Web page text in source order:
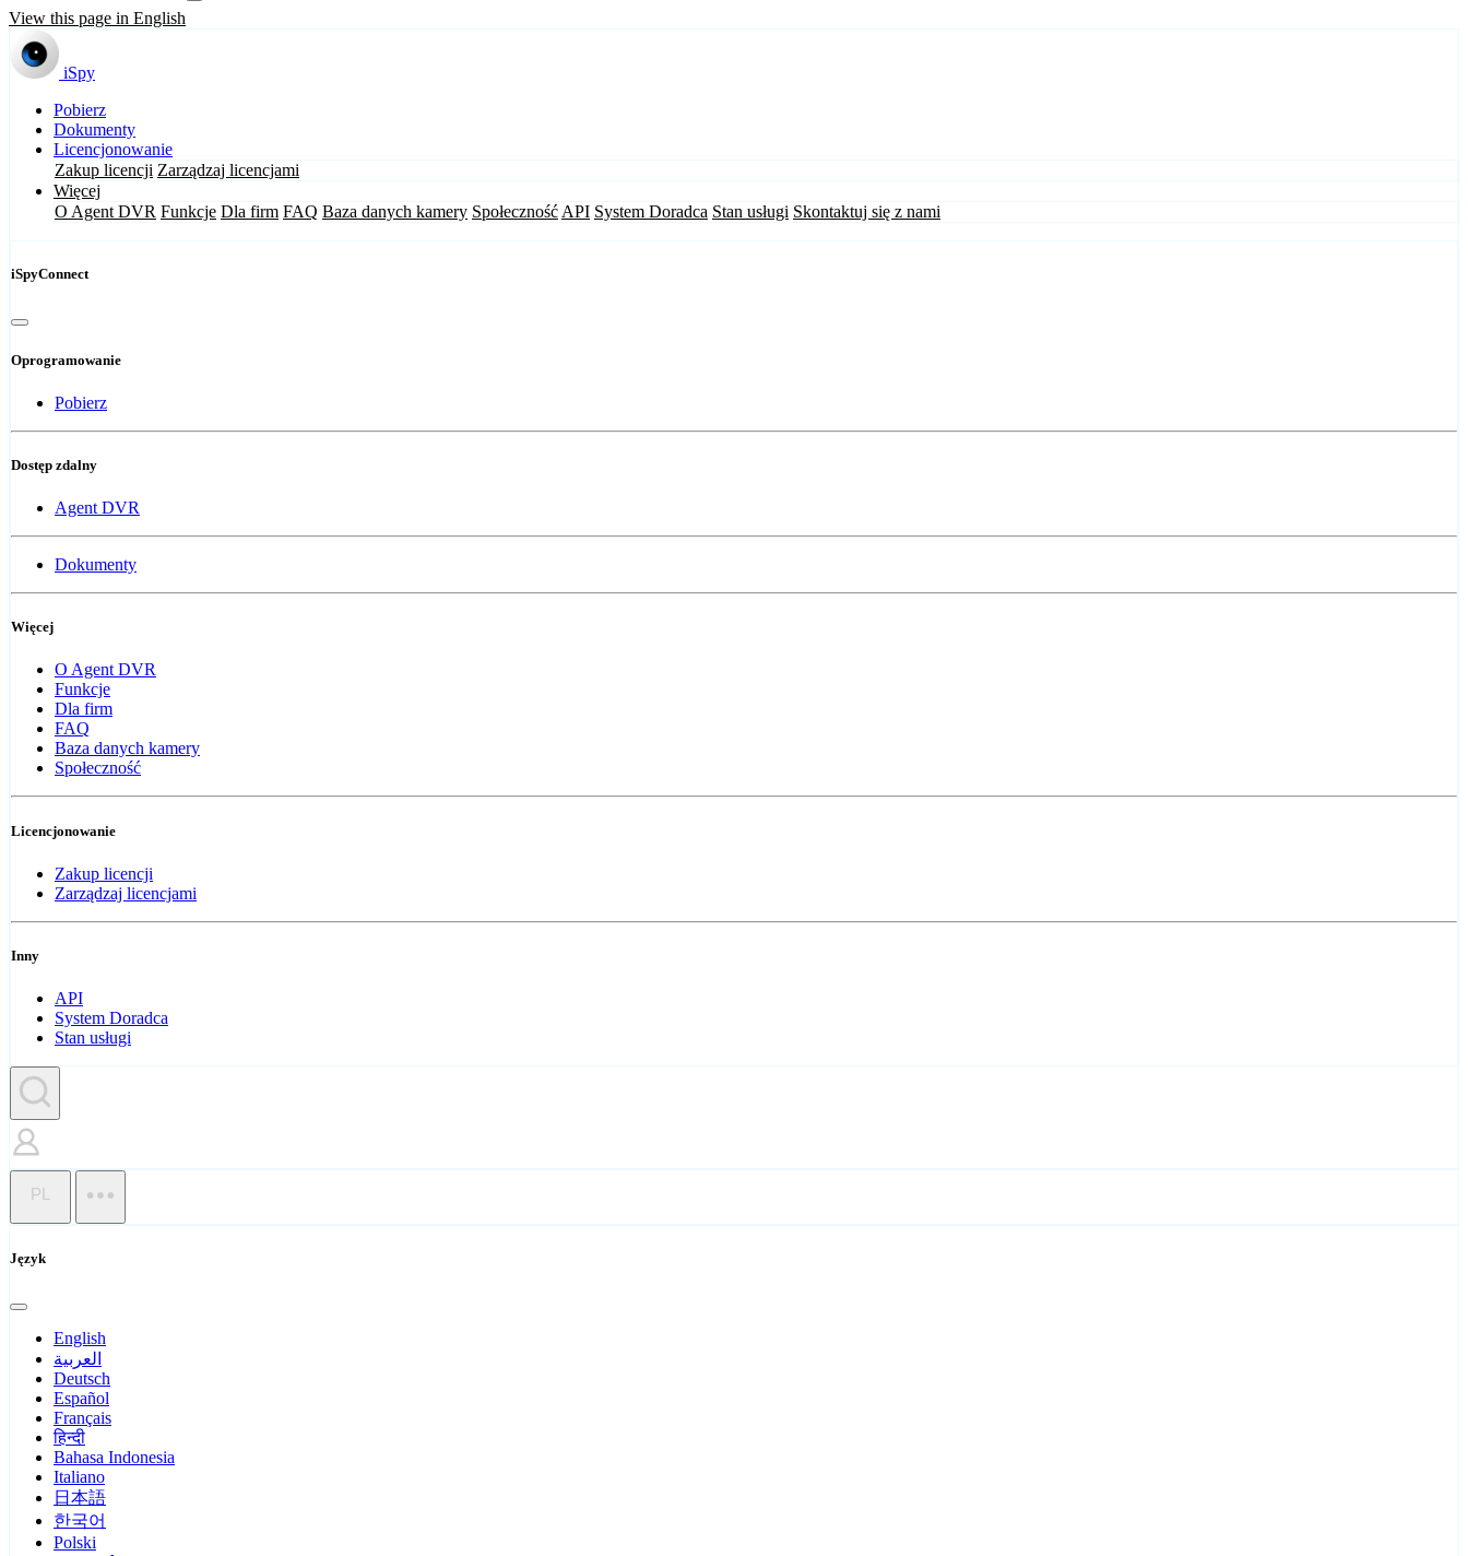
View this page in English
iSpy
Pobierz
Dokumenty
Licencjonowanie
Zakup licencji Zarządzaj licencjami
Więcej
O Agent DVR Funkcje Dla firm FAQ Baza danych kamery Społeczność API System Doradca Stan usługi Skontaktuj się z nami
iSpyConnect
Oprogramowanie
Pobierz
Dostęp zdalny
Agent DVR
Dokumenty
Więcej
O Agent DVR
Funkcje
Dla firm
FAQ
Baza danych kamery
Społeczność
Licencjonowanie
Zakup licencji
Zarządzaj licencjami
Inny
API
System Doradca
Stan usługi
PL
Język
English
العربية
Deutsch
Español
Français
हिन्दी
Bahasa Indonesia
Italiano
日本語
한국어
Polski